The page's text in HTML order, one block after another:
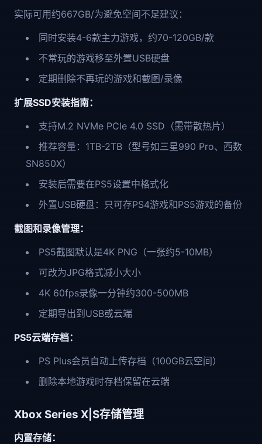
实际可用约667GB/为避免空间不足建议：
同时安装4-6款主力游戏，约70-120GB/款
不常玩的游戏移至外置USB硬盘
定期删除不再玩的游戏和截图/录像
扩展SSD安装指南：
支持M.2 NVMe PCIe 4.0 SSD（需带散热片）
推荐容量：1TB-2TB（型号如三星990 Pro、西数
SN850X）
安装后需要在PS5设置中格式化
外置USB硬盘：只可存PS4游戏和PS5游戏的备份
截图和录像管理：
PS5截图默认是4K PNG（一张约5-10MB）
可改为JPG格式减小大小
4K 60fps录像一分钟约300-500MB
定期导出到USB或云端
PS5云端存档：
PS Plus会员自动上传存档（100GB云空间）
删除本地游戏时存档保留在云端
Xbox Series X|S存储管理
内置存储：